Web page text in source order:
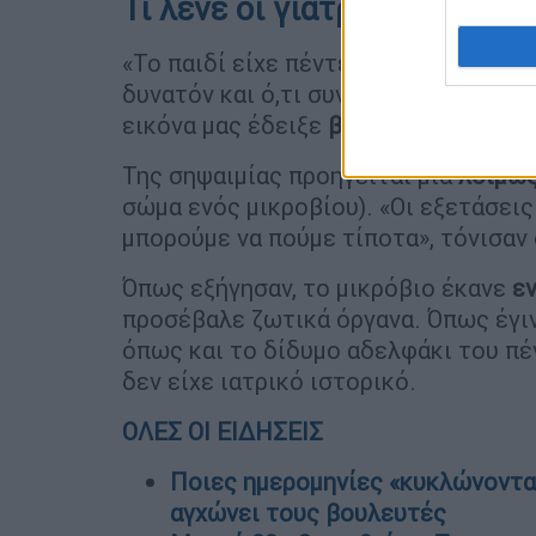
Τι λένε οι γιατροί
«Το παιδί είχε πέντε ημέρες
δυνατόν και ό,τι συνέβη είναι
εικόνα μας έδειξε βαριά σηψαιμία »,
Της σηψαιμίας προηγείται μια
σώμα ενός μικροβίου). «Οι
μπορούμε να πούμε τίποτα», τόνισαν
Όπως εξήγησαν, το μικρόβιο έκανε
προσέβαλε ζωτικά όργανα. Όπως
όπως και το δίδυμο αδελφάκι του
δεν είχε ιατρικό ιστορικό.
ΟΛΕΣ ΟΙ ΕΙΔΗΣΕΙΣ
Ποιες ημερομηνίες
αγχώνει τους βουλευτές